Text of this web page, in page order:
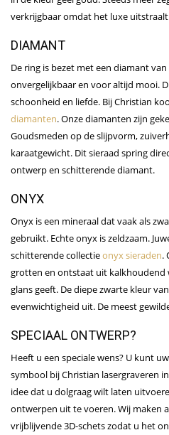
verkrijgbaar omdat het luxe
DIAMANT
De ring is bezet met een diamant
onvergelijkbaar en voor altijd mooi.
schoonheid en liefde. Bij Christian
diamanten. Onze diamanten zijn
Goudsmeden op de slijpvorm,
karaatgewicht. Dit sieraad spring
ontwerp en schitterende diamant.
ONYX
Onyx is een mineraal dat vaak als
gebruikt. Echte onyx is zeldzaam.
schitterende collectieonyx sieraden.
grotten en ontstaat uit kalkhoudend
glans geeft. De diepe zwarte kleur
evenwichtigheid uit. De meest
SPECIAAL ONTWERP?
Heeft u een speciale wens? U kunt
symbool bij Christian lasergraveren
idee dat u dolgraag wilt laten
ontwerpen uit te voeren. Wij maken
vrijblijvende 3D-schets zodat u het